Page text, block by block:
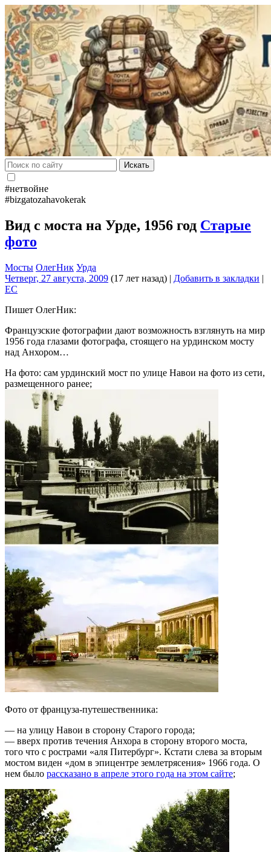
Искать
#нетвойне
#bizgatozahavokerak
Вид с моста на Урде, 1956 год Старые
фото
Мосты ОлегНик Урда
Четверг, 27 августа, 2009 (17 лет назад) | Добавить в закладки |
EC
Пишет ОлегНик:
Французские фотографии дают возможность взглянуть на мир
1956 года глазами фотографа, стоящего на урдинском мосту
над Анхором…
На фото: сам урдинский мост по улице Навои на фото из сети,
размещенного ранее;
Фото от француза-путешественника:
— на улицу Навои в сторону Старого города;
— вверх против течения Анхора в сторону второго моста,
того что с рострами «аля Питербург». Кстати слева за вторым
мостом виден «дом в эпицентре землетрясения» 1966 года. О
нем было рассказано в апреле этого года на этом сайте;